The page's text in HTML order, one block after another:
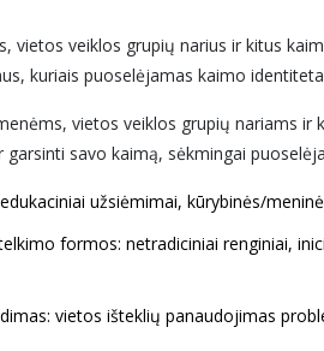
vietos veiklos grupių narius ir kitus
kuriais puoselėjamas kaimo
vietos veiklos grupių nariams
savo kaimą, sėkmingai
užsiėmimai, kūrybinės/
formos: netradiciniai renginiai,
vietos išteklių panaudojimas